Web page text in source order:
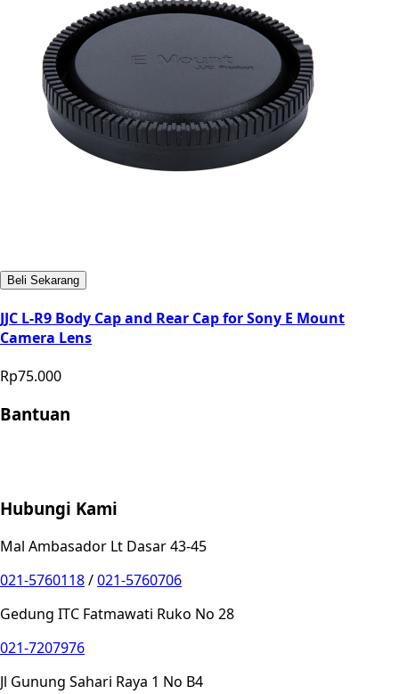
Beli Sekarang
JJC L-R9 Body Cap and Rear Cap for Sony E Mount
Camera Lens
Rp75.000
Bantuan
Hubungi Kami
Mal Ambasador Lt Dasar 43-45
021-5760118/021-5760706
Gedung ITC Fatmawati Ruko No 28
021-7207976
Jl Gunung Sahari Raya 1 No B4